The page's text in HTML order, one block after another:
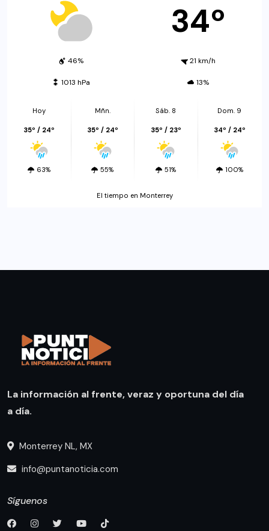
34º
46% 21 km/h
1013 hPa 13%
Hoy
35º / 24º
63%
Mñn.
35º / 24º
55%
Sáb. 8
35º / 23º
51%
Dom. 9
34º / 24º
100%
El tiempo en Monterrey
La información al frente, veraz y oportuna del día
a día.
Monterrey NL, MX
info@puntanoticia.com
Síguenos